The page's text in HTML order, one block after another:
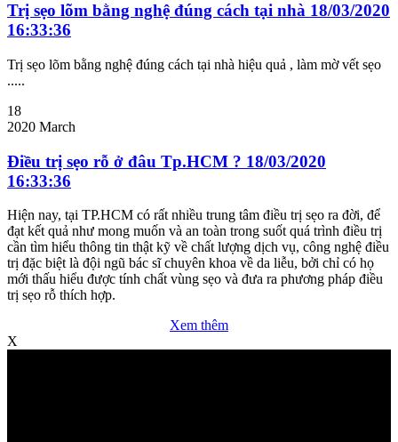
Trị sẹo lõm bằng nghệ đúng cách tại nhà 18/03/2020
16:33:36
Trị sẹo lõm bằng nghệ đúng cách tại nhà hiệu quả , làm mờ vết sẹo
.....
18
2020 March
Điều trị sẹo rỗ ở đâu Tp.HCM ? 18/03/2020
16:33:36
Hiện nay, tại TP.HCM có rất nhiều trung tâm điều trị sẹo ra đời, để
đạt kết quả như mong muốn và an toàn trong suốt quá trình điều trị
cần tìm hiểu thông tin thật kỹ về chất lượng dịch vụ, công nghệ điều
trị đặc biệt là đội ngũ bác sĩ chuyên khoa về da liễu, bởi chỉ có họ
mới thấu hiểu được tính chất vùng sẹo và đưa ra phương pháp điều
trị sẹo rỗ thích hợp.
Xem thêm
X